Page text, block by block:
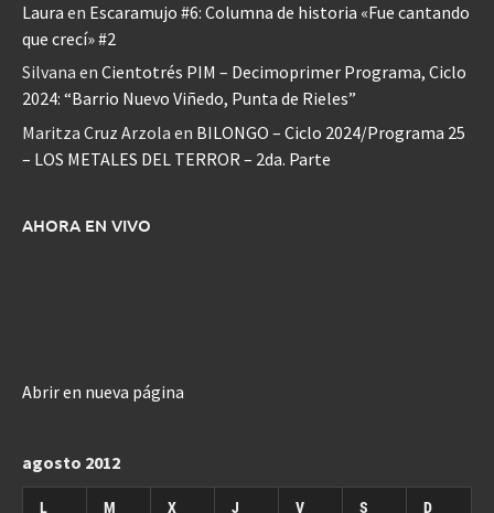
Laura en Escaramujo #6: Columna de historia «Fue cantando
que crecí» #2
Silvana en Cientotrés PIM – Decimoprimer Programa, Ciclo
2024: “Barrio Nuevo Viñedo, Punta de Rieles”
Maritza Cruz Arzola en BILONGO – Ciclo 2024/Programa 25
– LOS METALES DEL TERROR – 2da. Parte
AHORA EN VIVO
Abrir en nueva página
agosto 2012
L M X J V S D